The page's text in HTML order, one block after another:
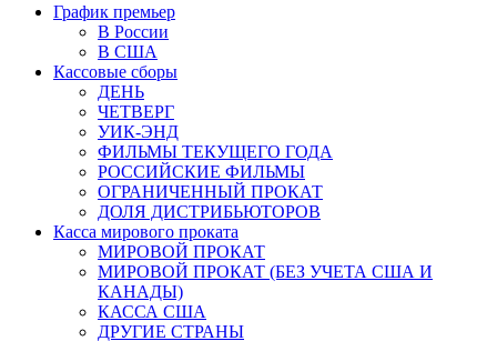
График премьер
В России
В США
Кассовые сборы
ДЕНЬ
ЧЕТВЕРГ
УИК-ЭНД
ФИЛЬМЫ ТЕКУЩЕГО ГОДА
РОССИЙСКИЕ ФИЛЬМЫ
ОГРАНИЧЕННЫЙ ПРОКАТ
ДОЛЯ ДИСТРИБЬЮТОРОВ
Касса мирового проката
МИРОВОЙ ПРОКАТ
МИРОВОЙ ПРОКАТ (БЕЗ УЧЕТА США И
КАНАДЫ)
КАССА США
ДРУГИЕ СТРАНЫ